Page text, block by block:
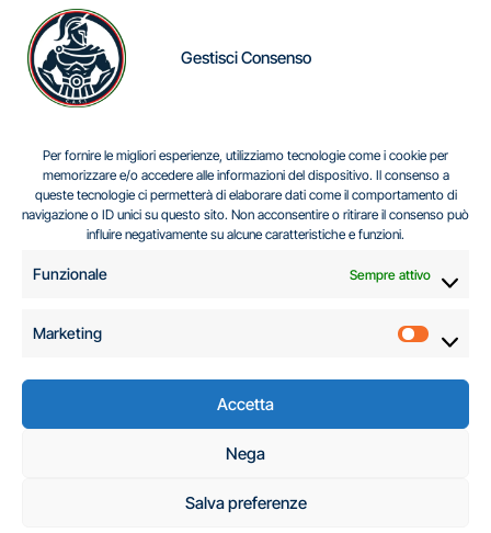
Gestisci Consenso
Per fornire le migliori esperienze, utilizziamo tecnologie come i cookie per
memorizzare e/o accedere alle informazioni del dispositivo. Il consenso a
queste tecnologie ci permetterà di elaborare dati come il comportamento di
navigazione o ID unici su questo sito. Non acconsentire o ritirare il consenso può
influire negativamente su alcune caratteristiche e funzioni.
Funzionale Sempre attivo
Marketing
Accetta
Nega
Salva preferenze
Centro Analisi e Studi Italus © Tutti i diritti riservati
C.A.S.I. – Centro
Analisi e Studi Italus